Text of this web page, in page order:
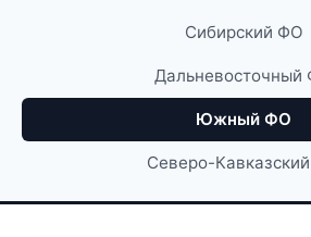
Сибирский ФО
Дальневосточный
Южный ФО
Северо-